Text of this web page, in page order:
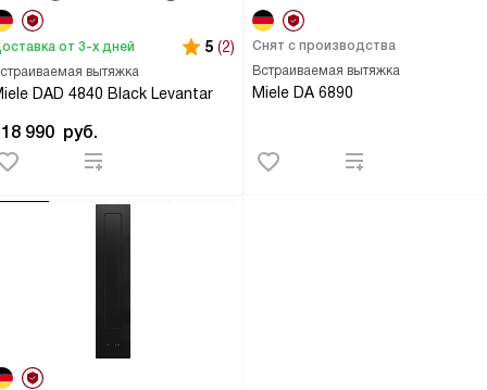
вытяжка
DAD 4840 Black Levantar
от 3-х дней 5 (2)
990 руб.
Встраиваемая вытяжка
Miele DA 6890
Снят с производства